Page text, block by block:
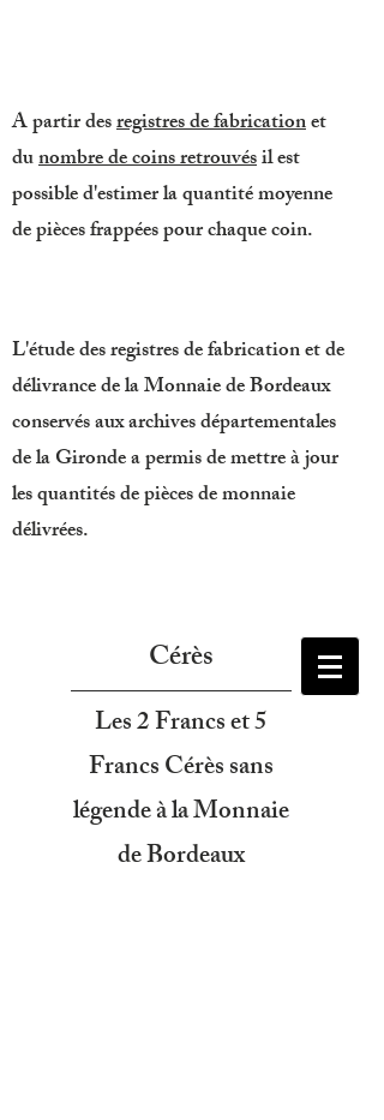
Cérès
Les 2 Francs et 5
Francs Cérès sans
légende à la Monnaie
de Bordeaux
L'étude des registres de fabrication et de
délivrance de la Monnaie de Bordeaux
conservés aux archives départementales
de la Gironde a permis de mettre à jour
les quantités de pièces de monnaie
délivrées.
A partir desregistres de fabricationet
dunombre de coins retrouvésil est
possible d'estimer la quantité moyenne
de pièces frappées pour chaque coin.